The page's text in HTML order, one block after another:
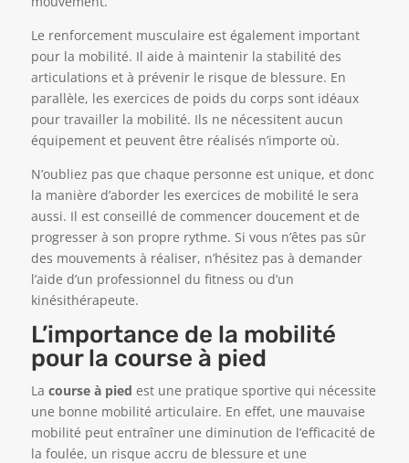
Le renforcement musculaire est également important
pour la mobilité. Il aide à maintenir la stabilité des
articulations et à prévenir le risque de blessure. En
parallèle, les exercices de poids du corps sont idéaux
pour travailler la mobilité. Ils ne nécessitent aucun
équipement et peuvent être réalisés n’importe où.
N’oubliez pas que chaque personne est unique, et donc
la manière d’aborder les exercices de mobilité le sera
aussi. Il est conseillé de commencer doucement et de
progresser à son propre rythme. Si vous n’êtes pas sûr
des mouvements à réaliser, n’hésitez pas à demander
l’aide d’un professionnel du fitness ou d’un
kinésithérapeute.
L’importance de la mobilité
pour la course à pied
La course à pied est une pratique sportive qui nécessite
une bonne mobilité articulaire. En effet, une mauvaise
mobilité peut entraîner une diminution de l’efficacité de
la foulée, un risque accru de blessure et une